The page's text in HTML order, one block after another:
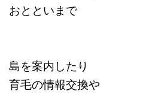
おとといまで
島を案内したり
育毛の情報交換や